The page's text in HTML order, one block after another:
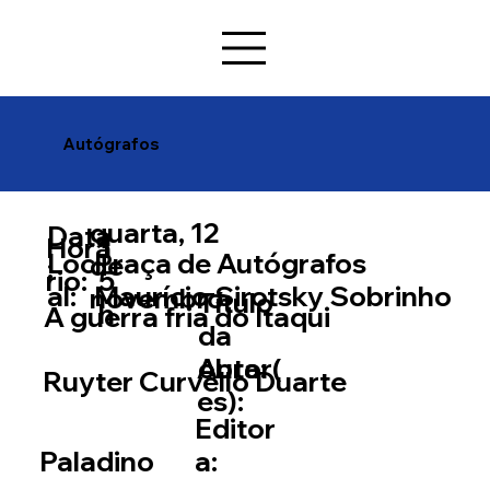
quarta, 12
de
novembro
1
5
h
Loc
al:
Data
:
Horá
rio:
Praça de Autógrafos
Maurício Sirotsky Sobrinho
Título
da
obra:
A guerra fria do Itaqui
Autor(
es):
Ruyter Curvello Duarte
Paladino
Editor
a:
Autógrafos